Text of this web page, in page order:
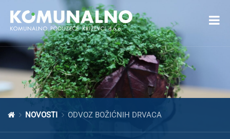
Open toolbar
NOVOSTI ODVOZ BOŽIĆNIH DRVACA